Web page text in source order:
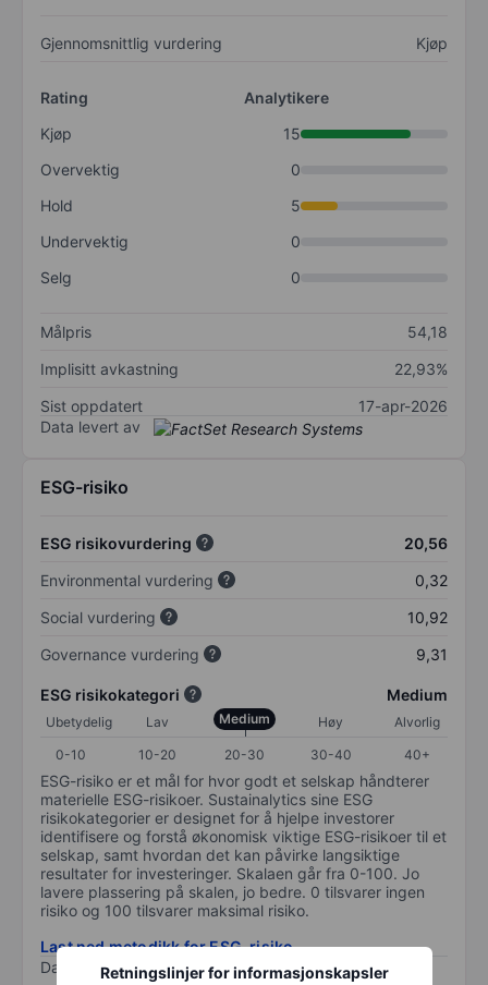
Retningslinjer for informasjonskapsler
Gjennomsnittlig vurdering Kjøp
Rating
Analytikere
Kjøp
15
Overvektig
0
Hold
5
Undervektig
0
Selg
0
Målpris
54,18
Implisitt avkastning
22,93%
Sist oppdatert
17-apr-2026
Data levert av
ESG-risiko
ESG risikovurdering
20,56
Environmental vurdering
0,32
Social vurdering
10,92
Governance vurdering
9,31
ESG risikokategori Medium
Ubetydelig Lav Medium Høy
Alvorlig
0-10
10-20 20-30 30-40 40+
ESG-risiko er et mål for hvor godt et selskap håndterer
materielle ESG-risikoer. Sustainalytics sine ESG
risikokategorier er designet for å hjelpe investorer
identifisere og forstå økonomisk viktige ESG-risikoer til et
selskap, samt hvordan det kan påvirke langsiktige
resultater for investeringer. Skalaen går fra 0-100. Jo
lavere plassering på skalen, jo bedre. 0 tilsvarer ingen
risiko og 100 tilsvarer maksimal risiko.
Last ned metodikk for ESG-risiko
Data levert av
/